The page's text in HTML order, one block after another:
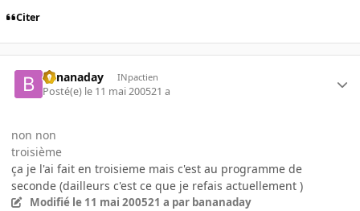
Citer
bananaday INpactien
Posté(e) le 11 mai 200521 a
non non
troisième
ça je l'ai fait en troisieme mais c'est au programme de
seconde (dailleurs c'est ce que je refais actuellement )
Modifié le 11 mai 200521 a par bananaday